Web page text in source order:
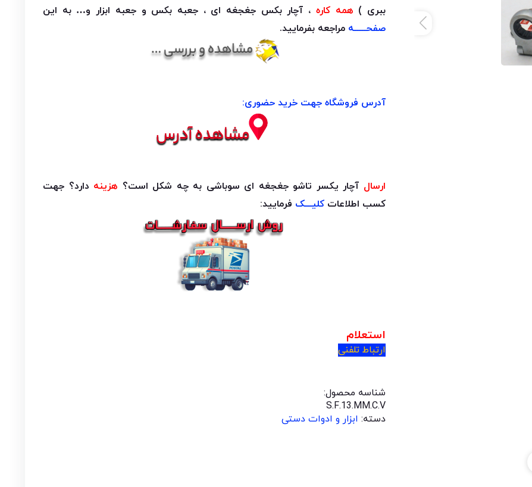
ببری ) همه کاره ، آچار بکس جغجغه ای ، جعبه بکس و جعبه ابزار و… به این
صفحـــــه مراجعه بفرمایید.
آدرس فروشگاه جهت خرید حضوری:
ارسال آچار یکسر تاشو جغجغه ای سوباشی به چه شکل است؟ هزینه دارد؟ جهت
کسب اطلاعات کلیـــک فرمایید:
استعلام
ارتباط تلفنی
شناسه محصول:
S.F.13.MM.C.V
دسته: ابزار و ادوات دستی